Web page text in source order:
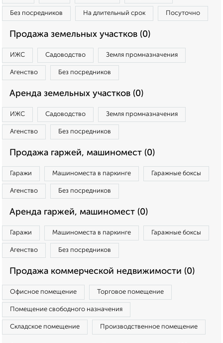
Без посредников На длительный срок Посуточно
Продажа земельных участков (0)
ИЖС Садоводство Земля промназначения
Агенство Без посредников
Аренда земельных участков (0)
ИЖС Садоводство Земля промназначения
Агенство Без посредников
Продажа гаржей, машиномест (0)
Гаражи Машиноместа в паркинге Гаражные боксы
Агенство Без посредников
Аренда гаржей, машиномест (0)
Гаражи Машиноместа в паркинге Гаражные боксы
Агенство Без посредников
Продажа коммерческой недвижимости (0)
Офисное помещение Торговое помещение
Помещение свободного назначения
Складское помещение Производственное помещение